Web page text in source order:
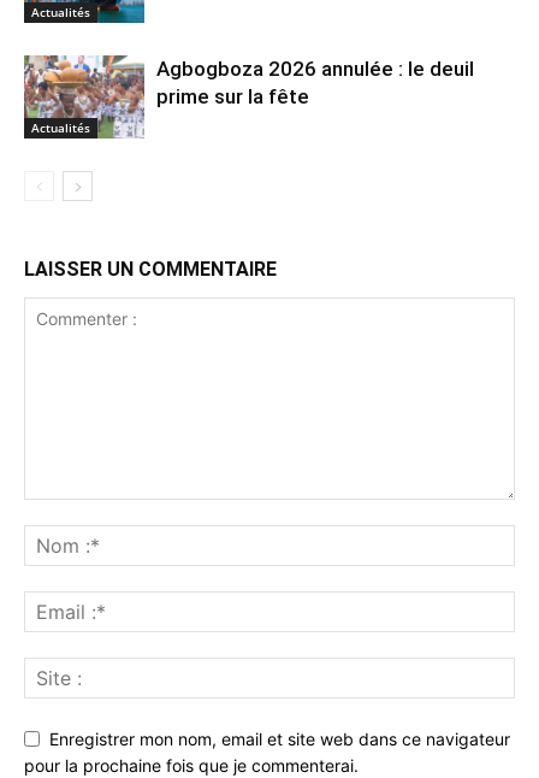
Actualités
Actualités
Agbogboza 2026 annulée : le deuil
prime sur la fête
LAISSER UN COMMENTAIRE
Enregistrer mon nom, email et site web dans ce navigateur
pour la prochaine fois que je commenterai.